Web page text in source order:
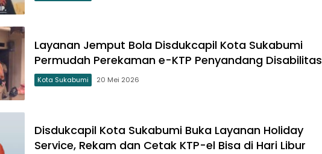
Layanan Jemput Bola Disdukcapil Kota Sukabumi
Permudah Perekaman e-KTP Penyandang Disabilitas
Kota Sukabumi 20 Mei 2026
Disdukcapil Kota Sukabumi Buka Layanan Holiday
Service, Rekam dan Cetak KTP-el Bisa di Hari Libur